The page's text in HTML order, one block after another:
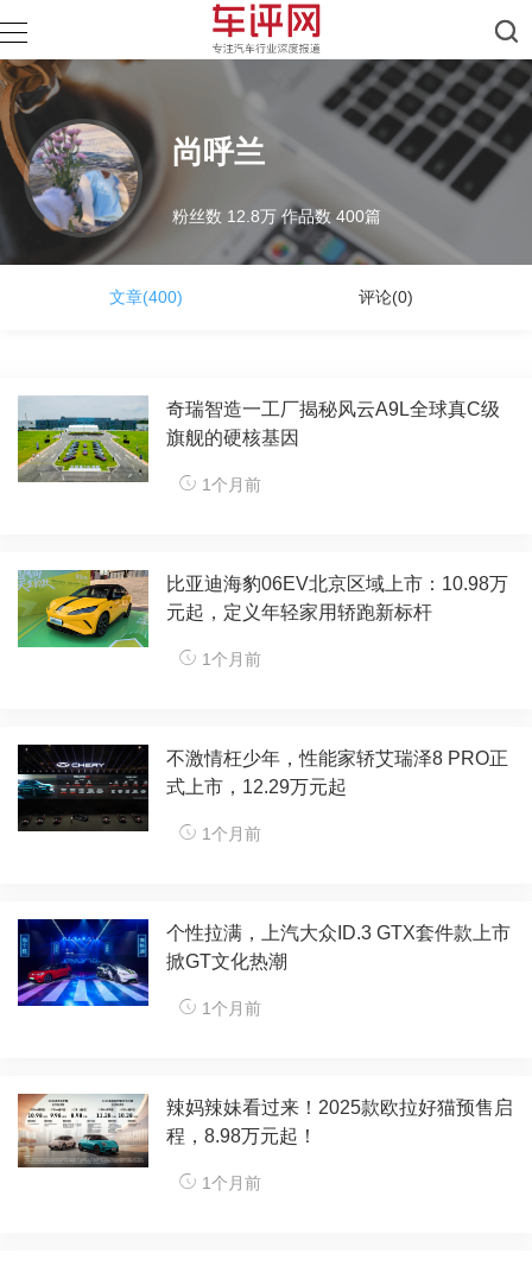
尚呼兰
粉丝数 12.8万 作品数 400篇
文章(400) 评论(0)
奇瑞智造一工厂揭秘风云A9L全球真C级
旗舰的硬核基因​
1个月前
比亚迪海豹06EV北京区域上市：10.98万
元起，定义年轻家用轿跑新标杆​
1个月前
不激情枉少年，性能家轿艾瑞泽8 PRO正
式上市，12.29万元起
1个月前
个性拉满，上汽大众ID.3 GTX套件款上市
掀GT文化热潮
1个月前
辣妈辣妹看过来！2025款欧拉好猫预售启
程，8.98万元起！
1个月前